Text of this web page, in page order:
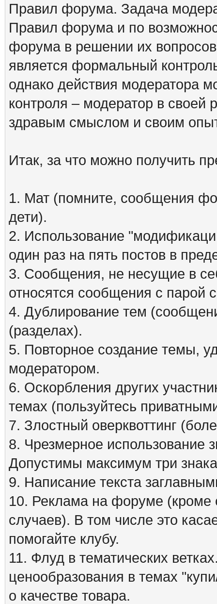
Правил форума. Задача
Правил форума и по
форума в решении их
является формальный
однако действия модератора
контроля – модератор в своей
здравым смыслом и своим
Итак, за что можно получить
1. Мат (помните, сообщения
дети).
2. Использование
один раз на пять постов в
3. Сообщения, не несущие в
относятся сообщения с парой
4. Дублирование тем
(разделах).
5. Повторное создание темы,
модератором.
6. Оскорбления других
темах (пользуйтесь
7. Злостный оверквоттинг
8. Чрезмерное использование
Допустимы максимум три
9. Написание текста
10. Реклама на форуме (кроме
случаев). В том числе это
помогайте клубу.
11. Флуд в тематических
ценообразования в темах
о качестве товара.